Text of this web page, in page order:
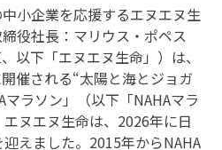
小企業を応援するエヌエヌ生
役社長：マリウス・ポペス
以下「エヌエヌ生命」）は、
催される“太陽と海とジョガ
ラソン」（以下「NAHAマラ
ヌエヌ生命は、2026年に日
えました。2015年からNAHA